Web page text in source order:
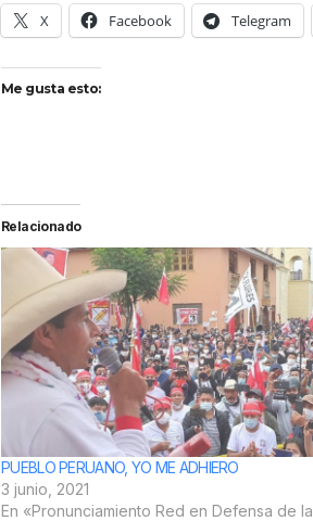
X Facebook Telegram
Me gusta esto:
Relacionado
PUEBLO PERUANO, YO ME ADHIERO
3 junio, 2021
En «Pronunciamiento Red en Defensa de la